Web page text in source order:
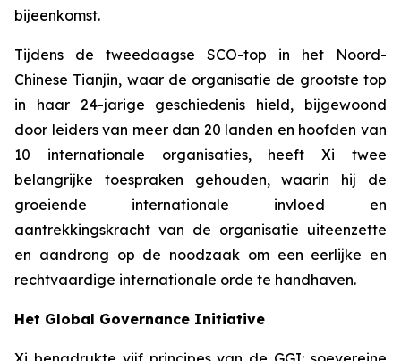
bijeenkomst.
Tijdens de tweedaagse SCO-top in het Noord-
Chinese Tianjin, waar de organisatie de grootste top
in haar 24-jarige geschiedenis hield, bijgewoond
door leiders van meer dan 20 landen en hoofden van
10 internationale organisaties, heeft Xi twee
belangrijke toespraken gehouden, waarin hij de
groeiende internationale invloed en
aantrekkingskracht van de organisatie uiteenzette
en aandrong op de noodzaak om een eerlijke en
rechtvaardige internationale orde te handhaven.
Het Global Governance Initiative